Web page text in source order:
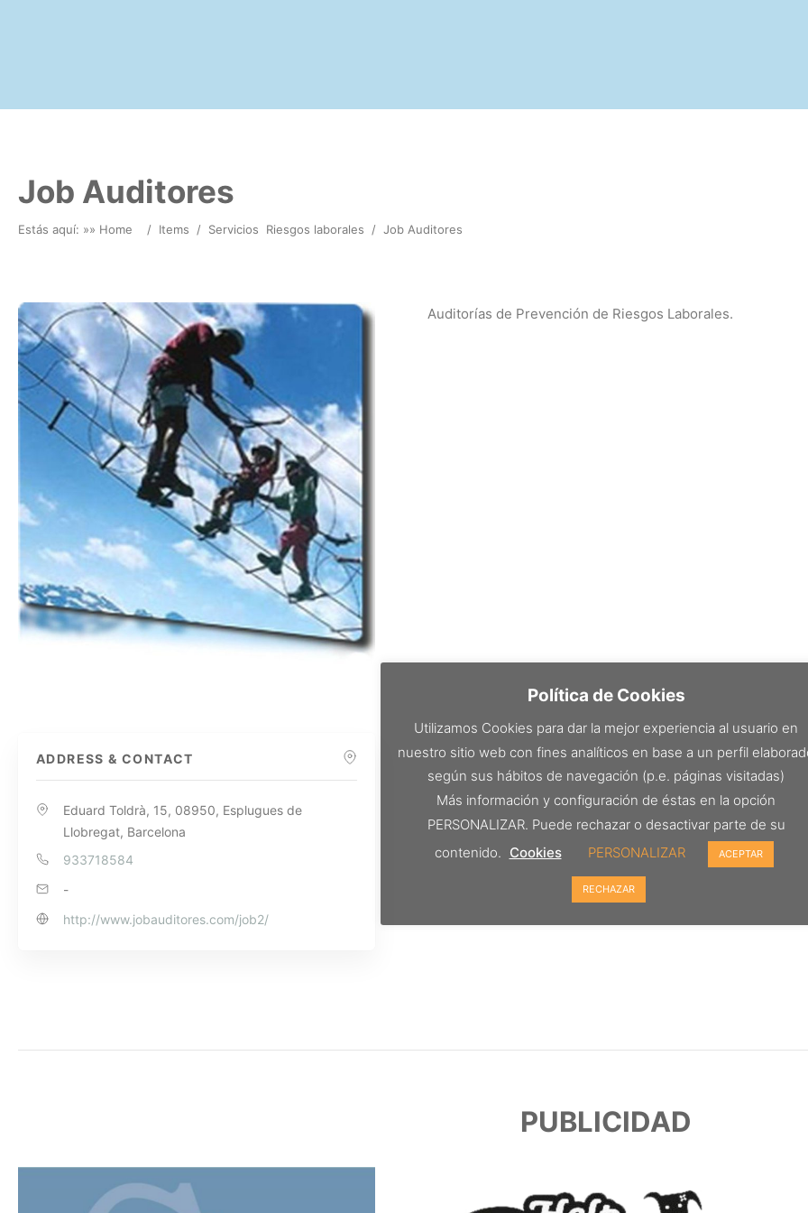
Job Auditores
Estás aquí: »» Home / Items / Servicios Riesgos laborales / Job Auditores
ADDRESS & CONTACT
Eduard Toldrà, 15, 08950, Esplugues de
Llobregat, Barcelona
933718584
-
http://www.jobauditores.com/job2/
Auditorías de Prevención de Riesgos Laborales.
PUBLICIDAD
Política de Cookies
Utilizamos Cookies para dar la mejor experiencia al usuario en
nuestro sitio web con fines analíticos en base a un perfil
según sus hábitos de navegación (p.e. páginas visitadas)
Más información y configuración de éstas en la opción
PERSONALIZAR. Puede rechazar o desactivar parte de su
contenido. Cookies PERSONALIZAR ACEPTAR
RECHAZAR